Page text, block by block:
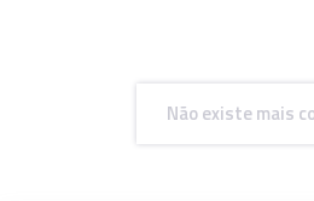
Não existe mais